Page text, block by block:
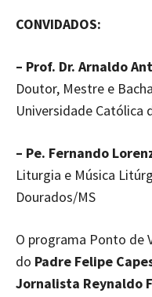
CONVIDADOS:
– Prof. Dr. Arnaldo
Doutor, Mestre e
Universidade Católica
– Pe. Fernando
Liturgia e Música
Dourados/MS
O programa Ponto de
do Padre Felipe
Jornalista Reynaldo